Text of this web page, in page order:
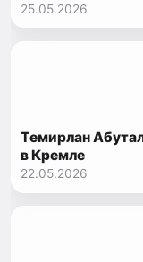
25.05.2026
Темирлан
в Кремле
22.05.2026